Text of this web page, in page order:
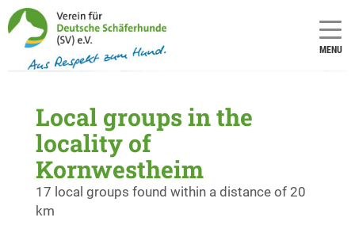
MENU
Local groups in the
locality of
Kornwestheim
17 local groups found within a distance of 20
km